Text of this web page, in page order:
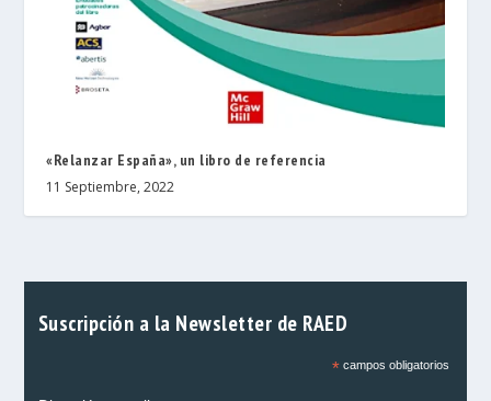
«Relanzar España», un libro de referencia
11 Septiembre, 2022
Suscripción a la Newsletter de RAED
*campos obligatorios